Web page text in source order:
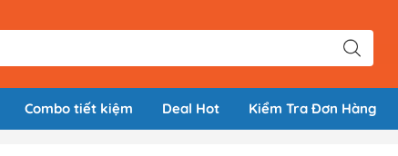
Combo tiết kiệm Deal Hot Kiểm Tra Đơn Hàng